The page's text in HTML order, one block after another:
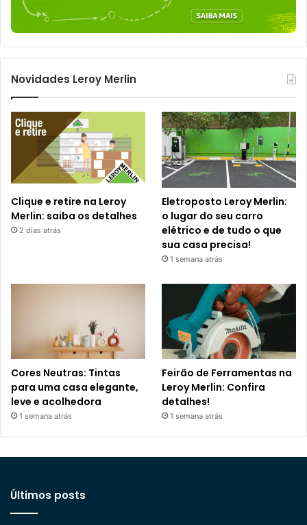
Novidades Leroy Merlin
Clique e retire na Leroy
Merlin: saiba os detalhes
2 dias atrás
Eletroposto Leroy Merlin:
o lugar do seu carro
elétrico e de tudo o que
sua casa precisa!
1 semana atrás
Cores Neutras: Tintas
para uma casa elegante,
leve e acolhedora
1 semana atrás
Feirão de Ferramentas na
Leroy Merlin: Confira
detalhes!
1 semana atrás
Últimos posts